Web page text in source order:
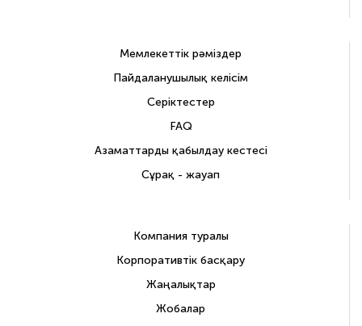
Мемлекеттік рәміздер
Пайдаланушылық келісім
Серіктестер
FAQ
Азаматтарды қабылдау кестесі
Сұрақ - жауап
Компания туралы
Корпоративтік басқару
Жаңалықтар
Жобалар